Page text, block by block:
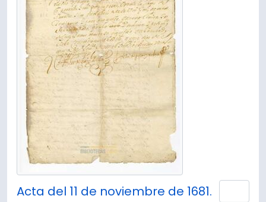
Acta del 11 de noviembre de 1681.